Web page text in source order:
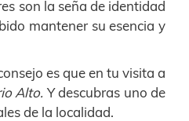
son la seña de identidad
mantener su esencia y
es que en tu visita a
Alto. Y descubras uno de
de la localidad.